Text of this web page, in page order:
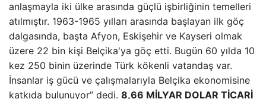
anlaşmayla iki ülke arasında güçlü işbirliğinin temelleri
atılmıştır. 1963-1965 yılları arasında başlayan ilk göç
dalgasında, başta Afyon, Eskişehir ve Kayseri olmak
üzere 22 bin kişi Belçika'ya göç etti. Bugün 60 yılda 10
kez 250 binin üzerinde Türk kökenli vatandaş var.
İnsanlar iş gücü ve çalışmalarıyla Belçika ekonomisine
katkıda bulunuyor” dedi. 8,66 MİLYAR DOLAR TİCARİ